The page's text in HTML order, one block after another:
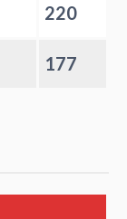
220
177